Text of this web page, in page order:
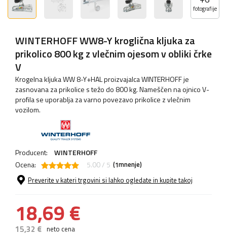
fotografije
WINTERHOFF WW8-Y kroglična kljuka za
prikolico 800 kg z vlečnim ojesom v obliki črke
V
Krogelna kljuka WW 8-Y+HAL proizvajalca WINTERHOFF je
zasnovana za prikolice s težo do 800 kg. Nameščen na ojnico V-
profila se uporablja za varno povezavo prikolice z vlečnim
vozilom.
Producent:
WINTERHOFF
Ocena:
5.00 / 5 (1mnenje)
Preverite v kateri trgovini si lahko ogledate in kupite takoj
18,69 €
15,32 € neto cena